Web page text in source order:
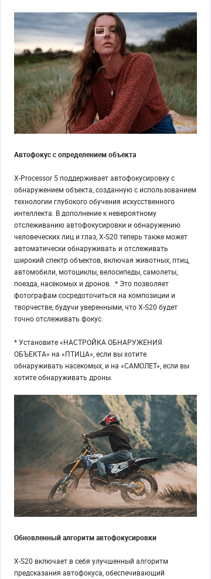
Автофокус с определением объекта
X-Processor 5 поддерживает автофокусировку с
обнаружением объекта, созданную с использованием
технологии глубокого обучения искусственного
интеллекта. В дополнение к невероятному
отслеживанию автофокусировки и обнаружению
человеческих лиц и глаз, X-S20 теперь также может
автоматически обнаруживать и отслеживать
широкий спектр объектов, включая животных, птиц,
автомобили, мотоциклы, велосипеды, самолеты,
поезда, насекомых и дронов. .* Это позволяет
фотографам сосредоточиться на композиции и
творчестве, будучи уверенными, что X-S20 будет
точно отслеживать фокус.
* Установите «НАСТРОЙКА ОБНАРУЖЕНИЯ
ОБЪЕКТА» на «ПТИЦА», если вы хотите
обнаруживать насекомых, и на «САМОЛЕТ», если вы
хотите обнаруживать дроны.
Обновленный алгоритм автофокусировки
X-S20 включает в себя улучшенный алгоритм
предсказания автофокуса, обеспечивающий